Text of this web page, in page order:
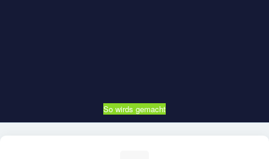
So wirds gemacht